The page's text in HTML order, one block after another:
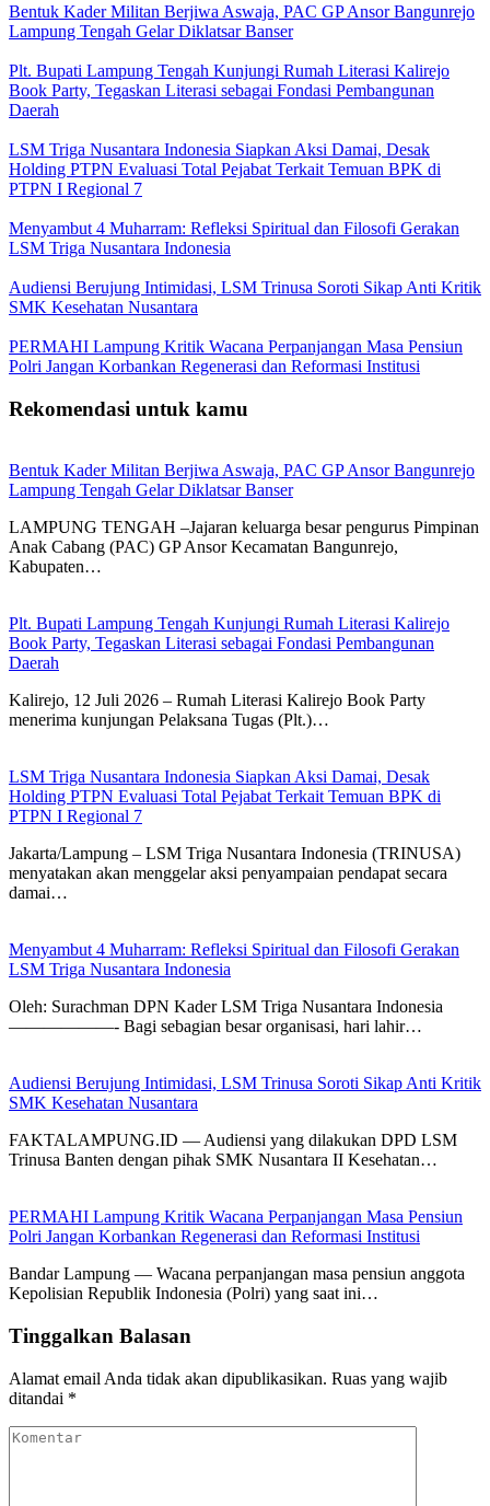
Bentuk Kader Militan Berjiwa Aswaja, PAC GP Ansor Bangunrejo
Lampung Tengah Gelar Diklatsar Banser
Plt. Bupati Lampung Tengah Kunjungi Rumah Literasi Kalirejo
Book Party, Tegaskan Literasi sebagai Fondasi Pembangunan
Daerah
LSM Triga Nusantara Indonesia Siapkan Aksi Damai, Desak
Holding PTPN Evaluasi Total Pejabat Terkait Temuan BPK di
PTPN I Regional 7
Menyambut 4 Muharram: Refleksi Spiritual dan Filosofi Gerakan
LSM Triga Nusantara Indonesia
Audiensi Berujung Intimidasi, LSM Trinusa Soroti Sikap Anti Kritik
SMK Kesehatan Nusantara
PERMAHI Lampung Kritik Wacana Perpanjangan Masa Pensiun
Polri Jangan Korbankan Regenerasi dan Reformasi Institusi
Rekomendasi untuk kamu
Bentuk Kader Militan Berjiwa Aswaja, PAC GP Ansor Bangunrejo
Lampung Tengah Gelar Diklatsar Banser
LAMPUNG TENGAH –Jajaran keluarga besar pengurus Pimpinan
Anak Cabang (PAC) GP Ansor Kecamatan Bangunrejo,
Kabupaten…
Plt. Bupati Lampung Tengah Kunjungi Rumah Literasi Kalirejo
Book Party, Tegaskan Literasi sebagai Fondasi Pembangunan
Daerah
Kalirejo, 12 Juli 2026 – Rumah Literasi Kalirejo Book Party
menerima kunjungan Pelaksana Tugas (Plt.)…
LSM Triga Nusantara Indonesia Siapkan Aksi Damai, Desak
Holding PTPN Evaluasi Total Pejabat Terkait Temuan BPK di
PTPN I Regional 7
Jakarta/Lampung – LSM Triga Nusantara Indonesia (TRINUSA)
menyatakan akan menggelar aksi penyampaian pendapat secara
damai…
Menyambut 4 Muharram: Refleksi Spiritual dan Filosofi Gerakan
LSM Triga Nusantara Indonesia
Oleh: Surachman DPN Kader LSM Triga Nusantara Indonesia
——————- ​Bagi sebagian besar organisasi, hari lahir…
Audiensi Berujung Intimidasi, LSM Trinusa Soroti Sikap Anti Kritik
SMK Kesehatan Nusantara
FAKTALAMPUNG.ID — Audiensi yang dilakukan DPD LSM
Trinusa Banten dengan pihak SMK Nusantara II Kesehatan…
PERMAHI Lampung Kritik Wacana Perpanjangan Masa Pensiun
Polri Jangan Korbankan Regenerasi dan Reformasi Institusi
Bandar Lampung — Wacana perpanjangan masa pensiun anggota
Kepolisian Republik Indonesia (Polri) yang saat ini…
Tinggalkan Balasan
Alamat email Anda tidak akan dipublikasikan. Ruas yang wajib
ditandai *